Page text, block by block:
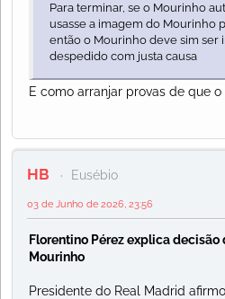
Para terminar, se o Mourinho
usasse a imagem do Mourinho
então o Mourinho deve sim ser
despedido com justa causa
E como arranjar provas de que
HB Eusébio
03 de Junho de 2026, 23:56
Florentino Pérez explica decisão
Mourinho
Presidente do Real Madrid